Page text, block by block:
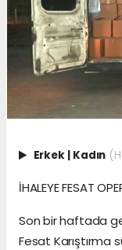
Erkek | Kadın
İHALEYE FESAT
Son bir haftada
Fesat Karıştırma